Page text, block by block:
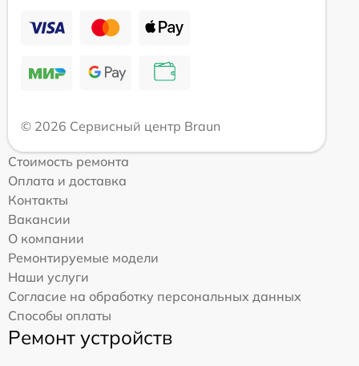
© 2026 Сервисный центр Braun
Стоимость ремонта
Оплата и доставка
Контакты
Вакансии
О компании
Ремонтируемые модели
Наши услуги
Согласие на обработку персональных данных
Способы оплаты
Ремонт устройств